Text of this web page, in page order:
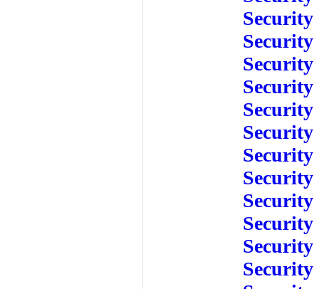
Security
Security
Security
Security
Security
Security
Security
Security
Security
Security
Security
Security